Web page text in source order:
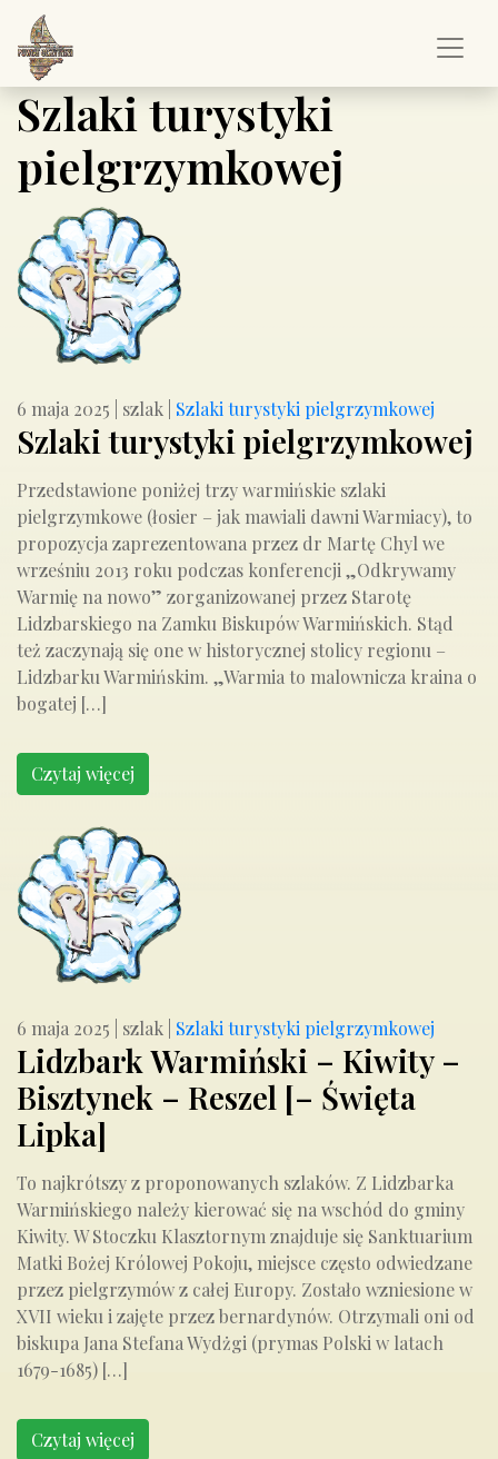
Szlaki turystyki
pielgrzymkowej
6 maja 2025 szlak Szlaki turystyki pielgrzymkowej
Szlaki turystyki pielgrzymkowej
Przedstawione poniżej trzy warmińskie szlaki
pielgrzymkowe (łosier – jak mawiali dawni Warmiacy), to
propozycja zaprezentowana przez dr Martę Chyl we
wrześniu 2013 roku podczas konferencji „Odkrywamy
Warmię na nowo” zorganizowanej przez Starotę
Lidzbarskiego na Zamku Biskupów Warmińskich. Stąd
też zaczynają się one w historycznej stolicy regionu –
Lidzbarku Warmińskim. „Warmia to malownicza kraina o
bogatej […]
Czytaj więcej
6 maja 2025 szlak Szlaki turystyki pielgrzymkowej
Lidzbark Warmiński – Kiwity –
Bisztynek – Reszel [– Święta
Lipka]
To najkrótszy z proponowanych szlaków. Z Lidzbarka
Warmińskiego należy kierować się na wschód do gminy
Kiwity. W Stoczku Klasztornym znajduje się Sanktuarium
Matki Bożej Królowej Pokoju, miejsce często odwiedzane
przez pielgrzymów z całej Europy. Zostało wzniesione w
XVII wieku i zajęte przez bernardynów. Otrzymali oni od
biskupa Jana Stefana Wydżgi (prymas Polski w latach
1679-1685) […]
Czytaj więcej